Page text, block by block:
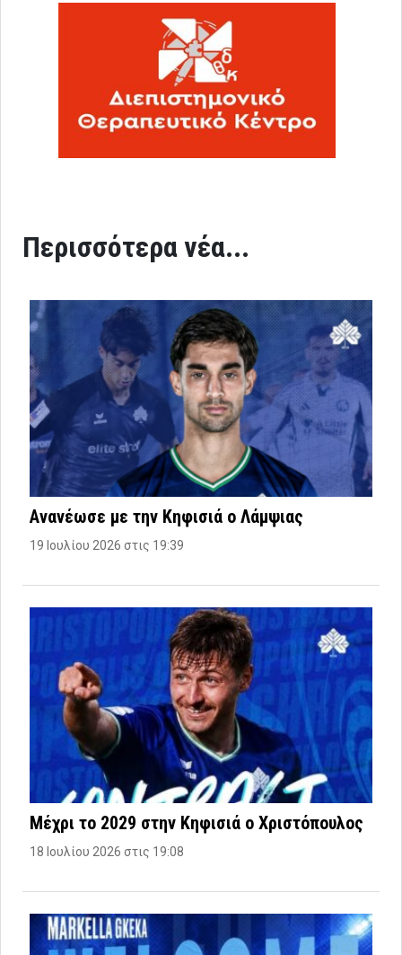
Περισσότερα νέα...
Ανανέωσε με την Κηφισιά ο Λάμψιας
19 Ιουλίου 2026 στις 19:39
Μέχρι το 2029 στην Κηφισιά ο Χριστόπουλος
18 Ιουλίου 2026 στις 19:08